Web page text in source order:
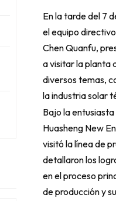
En la tarde del 7
el equipo
Chen Quanfu,
a visitar la planta
diversos temas,
la industria solar
Bajo la
Huasheng New
visitó la línea de
detallaron los
en el proceso
de producción y